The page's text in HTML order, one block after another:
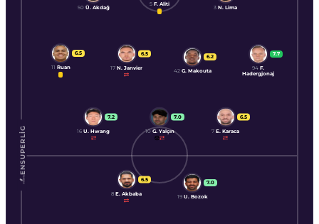
ENSUPERLIG
3 N. Lima
5 F. Aliti
50 Ü. Akdağ
7.7
94 F.
Hadergjonaj
6.2
42 G. Makouta
6.5
17 N. Janvier
6.5
11 Ruan
6.5
7 E. Karaca
7.0
10 G. Yalçın
7.2
16 U. Hwang
6.5
8 E. Akbaba
7.0
19 U. Bozok